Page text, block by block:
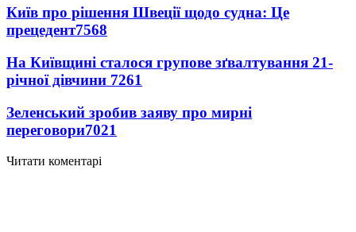
Київ про рішення Швеції щодо судна: Це
прецедент7568
На Київщині сталося групове зґвалтування 21-
річної дівчини 7261
Зеленський зробив заяву про мирні
переговори7021
Читати коментарі